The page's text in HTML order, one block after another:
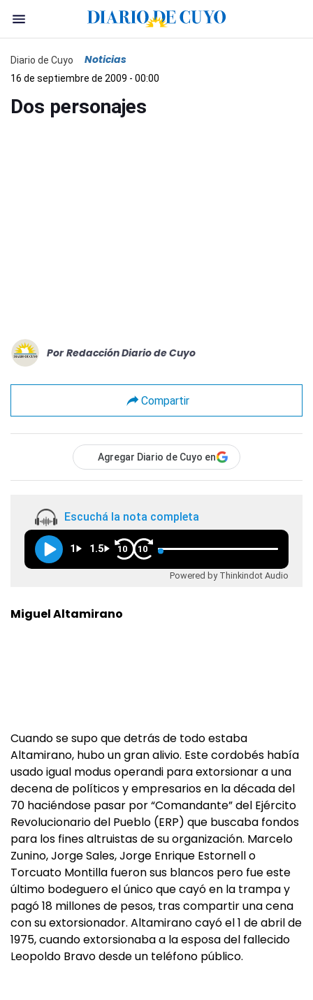
Diario de Cuyo Noticias
16 de septiembre de 2009 - 00:00
Dos personajes
Por Redacción Diario de Cuyo
Compartir
Agregar Diario de Cuyo en
Escuchá la nota completa
1 1.5 10 10
Powered by Thinkindot Audio
Miguel Altamirano
Cuando se supo que detrás de todo estaba
Altamirano, hubo un gran alivio. Este cordobés había
usado igual modus operandi para extorsionar a una
decena de políticos y empresarios en la década del
70 haciéndose pasar por “Comandante” del Ejército
Revolucionario del Pueblo (ERP) que buscaba fondos
para los fines altruistas de su organización. Marcelo
Zunino, Jorge Sales, Jorge Enrique Estornell o
Torcuato Montilla fueron sus blancos pero fue este
último bodeguero el único que cayó en la trampa y
pagó 18 millones de pesos, tras compartir una cena
con su extorsionador. Altamirano cayó el 1 de abril de
1975, cuando extorsionaba a la esposa del fallecido
Leopoldo Bravo desde un teléfono público.